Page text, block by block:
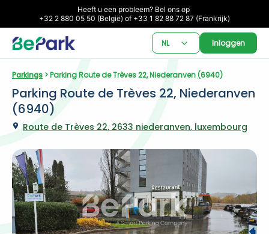
Heeft u een probleem? Bel ons op
+32 2 880 05 50 (België) of +33 1 82 88 72 87 (Frankrijk)
NL Inloggen
Parkings > Parking Route de Trèves 22, Niederanven (6940)
Parking Route de Trèves 22, Niederanven
(6940)
Route de Trèves 22, 2633 niederanven, luxembourg